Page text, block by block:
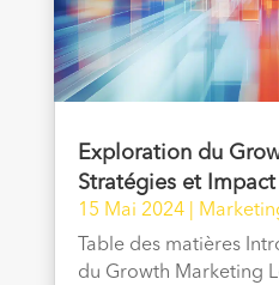
Exploration du
Stratégies et
15 Mai 2024|
Table des matières
du Growth Marketing